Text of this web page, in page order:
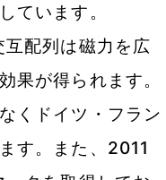
ています。
配列は磁力を広
果が得られます。
くドイツ・フラン
す。また、2011